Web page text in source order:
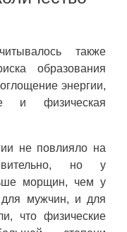
также
образования
энергии,
и физическая
не повлияло на
но у
морщин, чем у
мужчин, и для
что физические